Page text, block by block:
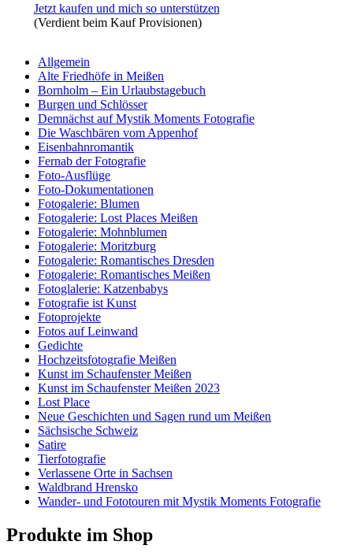
Jetzt kaufen und mich so unterstützen
(Verdient beim Kauf Provisionen)
Allgemein
Alte Friedhöfe in Meißen
Bornholm – Ein Urlaubstagebuch
Burgen und Schlösser
Demnächst auf Mystik Moments Fotografie
Die Waschbären vom Appenhof
Eisenbahnromantik
Fernab der Fotografie
Foto-Ausflüge
Foto-Dokumentationen
Fotogalerie: Blumen
Fotogalerie: Lost Places Meißen
Fotogalerie: Mohnblumen
Fotogalerie: Moritzburg
Fotogalerie: Romantisches Dresden
Fotogalerie: Romantisches Meißen
Fotoglalerie: Katzenbabys
Fotografie ist Kunst
Fotoprojekte
Fotos auf Leinwand
Gedichte
Hochzeitsfotografie Meißen
Kunst im Schaufenster Meißen
Kunst im Schaufenster Meißen 2023
Lost Place
Neue Geschichten und Sagen rund um Meißen
Sächsische Schweiz
Satire
Tierfotografie
Verlassene Orte in Sachsen
Waldbrand Hrensko
Wander- und Fototouren mit Mystik Moments Fotografie
Produkte im Shop